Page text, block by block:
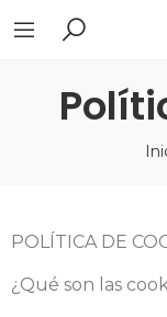
POLÍTICA DE
¿Qué son las